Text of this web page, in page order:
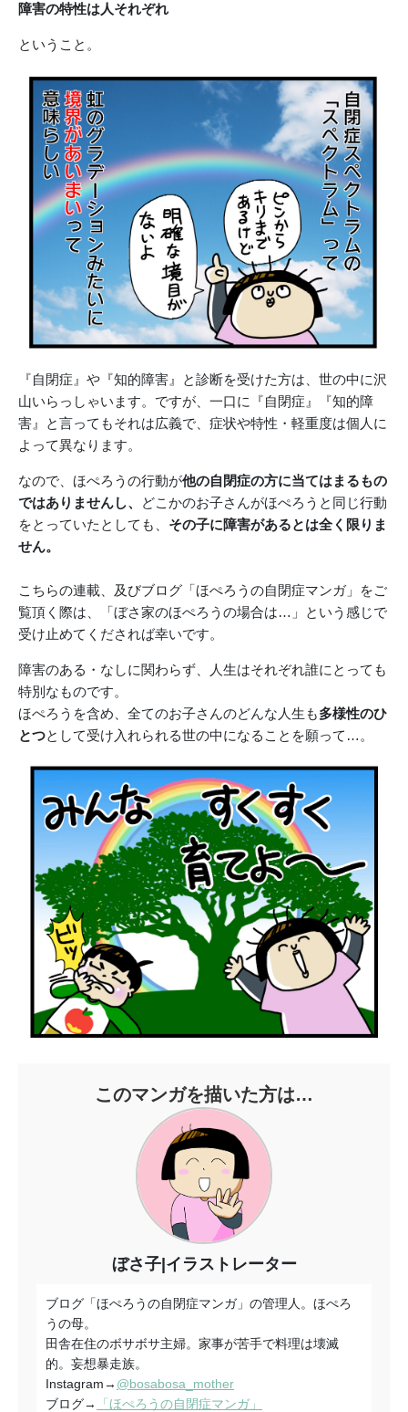
障害の特性は人それぞれ
ということ。
『自閉症』や『知的障害』と診断を受けた方は、世の中に沢
山いらっしゃいます。ですが、一口に『自閉症』『知的障
害』と言ってもそれは広義で、症状や特性・軽重度は個人に
よって異なります。
なので、ほぺろうの行動が他の自閉症の方に当てはまるもの
ではありませんし、
どこかのお子さんがほぺろうと同じ行動
をとっていたとしても、 その子に障害があるとは全く限りま
せん。
こちらの連載、及びブログ「ほぺろうの自閉症マンガ」をご
覧頂く際は、「ぼさ家のほぺろうの場合は…」という感じで
受け止めてくだされば幸いです。
障害のある・なしに関わらず、人生はそれぞれ誰にとっても
特別なものです。
ほぺろうを含め、全てのお子さんのどんな人生も多様性のひ
とつとして受け入れられる世の中になることを願って…。
このマンガを描いた方は…
ぼさ子|イラストレーター
ブログ「ほぺろうの自閉症マンガ」の管理人。ほぺろ
うの母。
田舎在住のボサボサ主婦。家事が苦手で料理は壊滅
的。妄想暴走族。
Instagram→ @bosabosa_mother
ブログ→
「ほぺろうの自閉症マンガ」